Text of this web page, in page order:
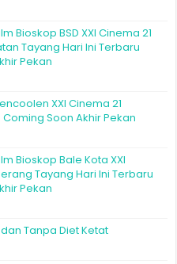
Bioskop BSD XXI Cinema 21
Tayang Hari Ini Terbaru
Pekan
XXI Cinema 21
Soon Akhir Pekan
Bioskop Bale Kota XXI
Tayang Hari Ini Terbaru
Pekan
Tanpa Diet Ketat